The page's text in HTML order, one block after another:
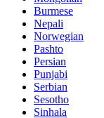
Burmese
Nepali
Norwegian
Pashto
Persian
Punjabi
Serbian
Sesotho
Sinhala